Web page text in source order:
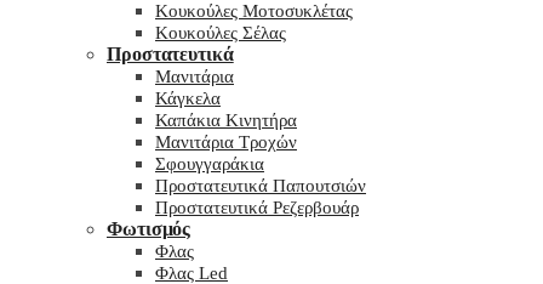
Κουκούλες Μοτοσυκλέτας
Κουκούλες Σέλας
Προστατευτικά
Μανιτάρια
Κάγκελα
Καπάκια Κινητήρα
Μανιτάρια Τροχών
Σφουγγαράκια
Προστατευτικά Παπουτσιών
Προστατευτικά Ρεζερβουάρ
Φωτισμός
Φλας
Φλας Led